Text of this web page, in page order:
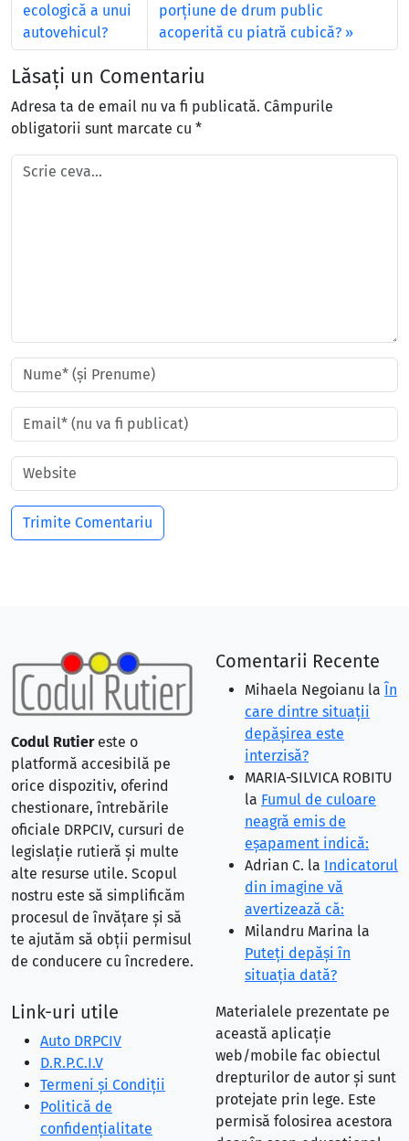
ecologică a unui
autovehicul?
porţiune de drum public
acoperită cu piatră cubică?
Lăsați un Comentariu
Adresa ta de email nu va fi publicată. Câmpurile
obligatorii sunt marcate cu *
Codul Rutiereste o
platformă accesibilă pe
orice dispozitiv, oferind
chestionare, întrebările
oficiale DRPCIV, cursuri de
legislație rutieră și multe
alte resurse utile. Scopul
nostru este să simplificăm
procesul de învățare și să
te ajutăm să obții permisul
de conducere cu încredere.
Comentarii Recente
Mihaela Negoianu la În
care dintre situaţii
depăşirea este
interzisă?
MARIA-SILVICA ROBITU
la Fumul de culoare
neagră emis de
eşapament indică:
Adrian C. la Indicatorul
din imagine vă
avertizează că:
Milandru Marina la
Puteţi depăşi în
situaţia dată?
Link-uri utile
Auto DRPCIV
D.R.P.C.I.V
Termeni și Condiții
Politică de
confidențialitate
Materialele prezentate pe
această aplicație
web/mobile fac obiectul
drepturilor de autor și sunt
protejate prin lege. Este
permisă folosirea acestora